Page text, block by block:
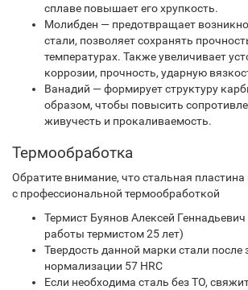
сплаве повышает его хрупкость.
Молибден — предотвращает
стали, позволяет сохранять
температурах. Также увеличивает
коррозии, прочность, ударную
Ванадий — формирует структуру
образом, чтобы повысить
живучесть и прокаливаемость.
Термообработка
Обратите внимание, что стальная пластина
с профессиональной термообработкой
Термист Буянов Алексей
работы термистом 25 лет)
Твердость данной марки стали после
нормализации 57 HRC
Если необходима сталь без ТО,